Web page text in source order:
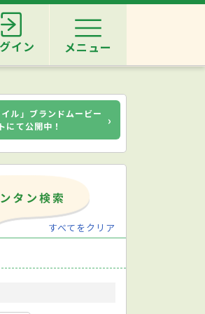
イン メニュー
イル」ブランドムービー
にて公開中！
›
すべてをクリア